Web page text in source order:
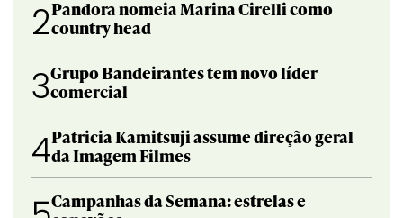
2Pandora nomeia Marina Cirelli como
country head
3Grupo Bandeirantes tem novo líder
comercial
4Patricia Kamitsuji assume direção geral
da Imagem Filmes
Campanhas da Semana: estrelas e